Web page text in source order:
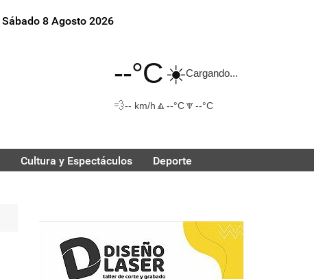
Sábado 8 Agosto 2026
--°C☀️Cargando...
💨-- km/h 🔼 --°C🔽 --°C
Cultura y Espectáculos Deporte